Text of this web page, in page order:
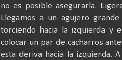
no es posible asegurarla.
Llegamos a un agujero
torciendo hacia la izquierda y
colocar un par de cacharros
esta deriva hacia la izquierda.